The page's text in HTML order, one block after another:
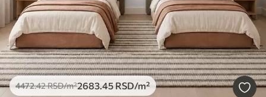
4472.42RSD/m²2683.45 RSD/m²